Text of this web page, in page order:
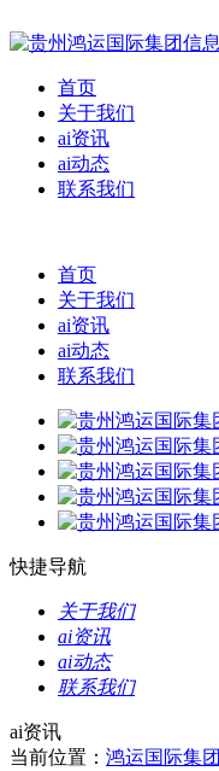
首页
关于我们
ai资讯
ai动态
联系我们
首页
关于我们
ai资讯
ai动态
联系我们
快捷导航
关于我们
ai资讯
ai动态
联系我们
ai资讯
当前位置： 鸿运国际集团